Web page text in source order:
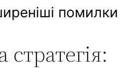
помилки
стратегія: